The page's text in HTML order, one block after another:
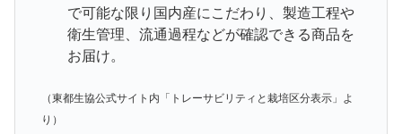
で可能な限り国内産にこだわり、製造工程や
衛生管理、流通過程などが確認できる商品を
お届け。
（東都生協公式サイト内「トレーサビリティと栽培区分表示」よ
り）